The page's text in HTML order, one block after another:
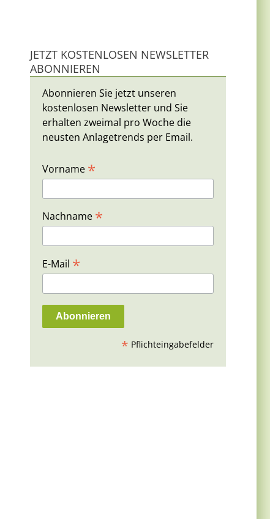
JETZT KOSTENLOSEN NEWSLETTER
ABONNIEREN
Abonnieren Sie jetzt unseren
kostenlosen Newsletter und Sie
erhalten zweimal pro Woche die
neusten Anlagetrends per Email.
Vorname *
Nachname *
E-Mail *
* Pflichteingabefelder